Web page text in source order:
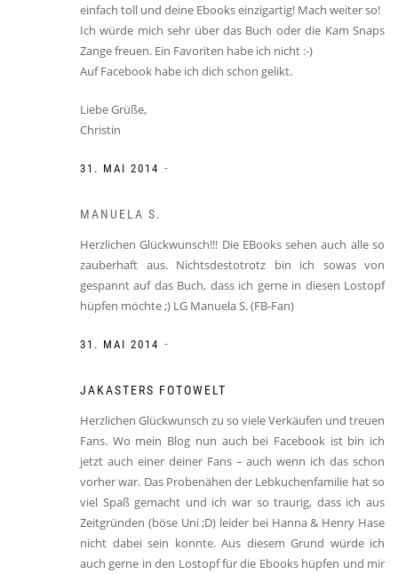
einfach toll und deine Ebooks einzigartig! Mach weiter so!
Ich würde mich sehr über das Buch oder die Kam Snaps
Zange freuen. Ein Favoriten habe ich nicht :-)
Auf Facebook habe ich dich schon gelikt.
Liebe Grüße,
Christin
31. MAI 2014 -
MANUELA S.
Herzlichen Glückwunsch!!! Die EBooks sehen auch alle so
zauberhaft aus. Nichtsdestotrotz bin ich sowas von
gespannt auf das Buch, dass ich gerne in diesen Lostopf
hüpfen möchte ;) LG Manuela S. (FB-Fan)
31. MAI 2014 -
JAKASTERS FOTOWELT
Herzlichen Glückwunsch zu so viele Verkäufen und treuen
Fans. Wo mein Blog nun auch bei Facebook ist bin ich
jetzt auch einer deiner Fans – auch wenn ich das schon
vorher war. Das Probenähen der Lebkuchenfamilie hat so
viel Spaß gemacht und ich war so traurig, dass ich aus
Zeitgründen (böse Uni ;D) leider bei Hanna & Henry Hase
nicht dabei sein konnte. Aus diesem Grund würde ich
auch gerne in den Lostopf für die Ebooks hüpfen und mir